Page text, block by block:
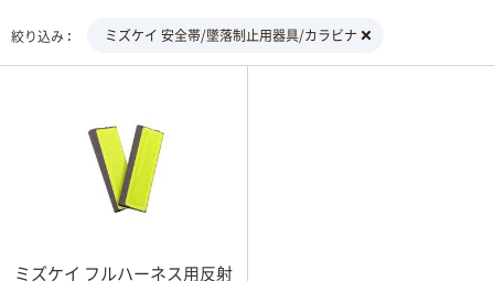
絞り込み ミズケイ 安全帯/墜落制止用器具/カラビナ
ミズケイ フルハーネス用反射